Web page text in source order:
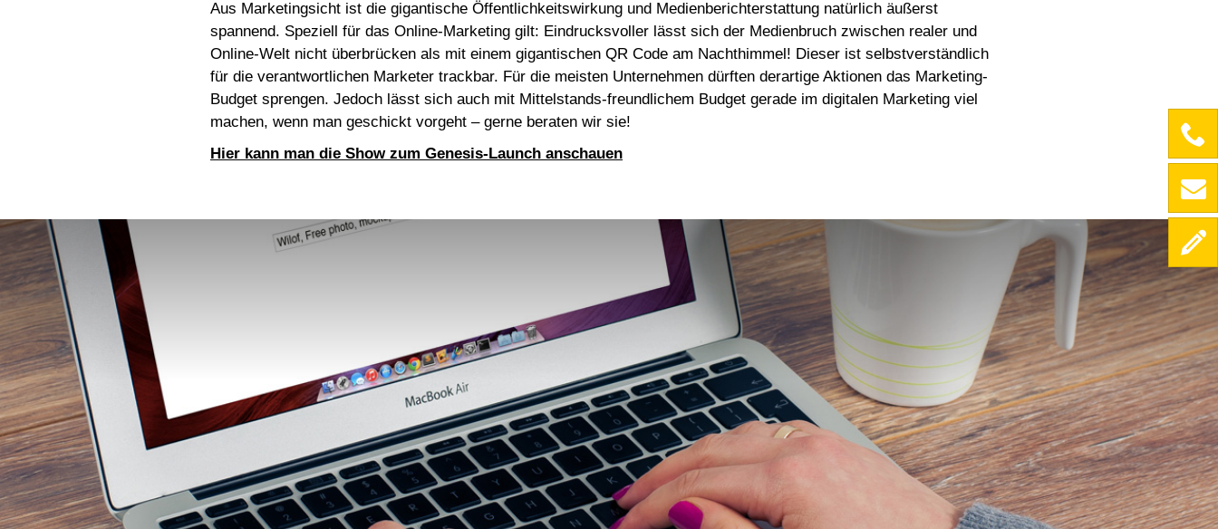
Aus Marketingsicht ist die gigantische Öffentlichkeitswirkung und Medienberichterstattung natürlich äußerst
spannend. Speziell für das Online-Marketing gilt: Eindrucksvoller lässt sich der Medienbruch zwischen realer und
Online-Welt nicht überbrücken als mit einem gigantischen QR Code am Nachthimmel! Dieser ist selbstverständlich
für die verantwortlichen Marketer trackbar. Für die meisten Unternehmen dürften derartige Aktionen das Marketing-
Budget sprengen. Jedoch lässt sich auch mit Mittelstands-freundlichem Budget gerade im digitalen Marketing viel
machen, wenn man geschickt vorgeht – gerne beraten wir sie!
Hier kann man die Show zum Genesis-Launch anschauen